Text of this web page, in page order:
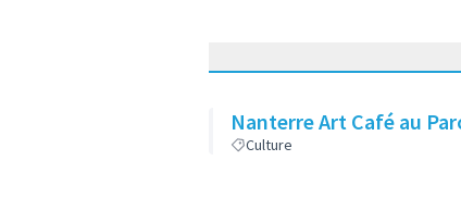
Nanterre Art Café au
Culture